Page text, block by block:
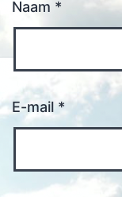
Naam *
E-mail*